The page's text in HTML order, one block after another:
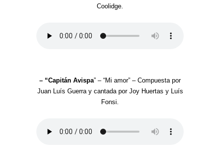
Coolidge.
– “Capitán Avispa” – “Mi amor” – Compuesta por
Juan Luís Guerra y cantada por Joy Huertas y Luís
Fonsi.